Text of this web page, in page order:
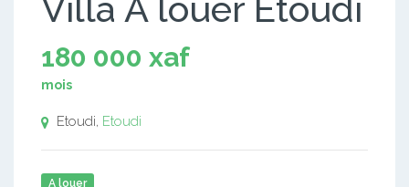
Villa A louer Etoudi
180 000 xaf
mois
Etoudi, Etoudi
A louer